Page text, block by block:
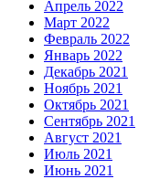
Апрель 2022
Март 2022
Февраль 2022
Январь 2022
Декабрь 2021
Ноябрь 2021
Октябрь 2021
Сентябрь 2021
Август 2021
Июль 2021
Июнь 2021